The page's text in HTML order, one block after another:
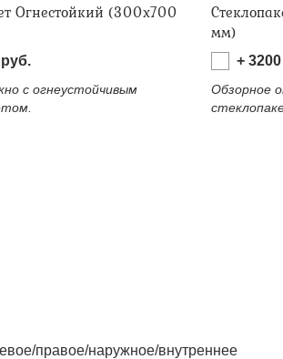
Огнестойкий (300х700
руб.
с огнеустойчивым
мм)
+ 3200
Обзорное
правое/наружное/внутреннее